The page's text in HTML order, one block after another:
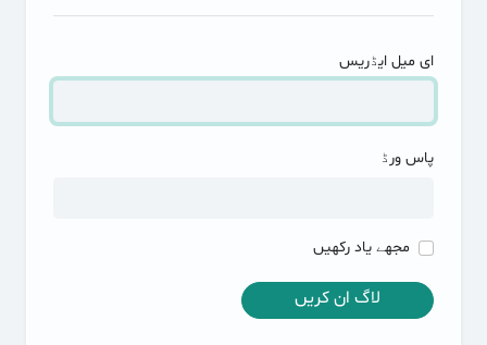
ای میل ایڈریس
پاس ورڈ
مجھے یاد رکھیں
لاگ ان کریں